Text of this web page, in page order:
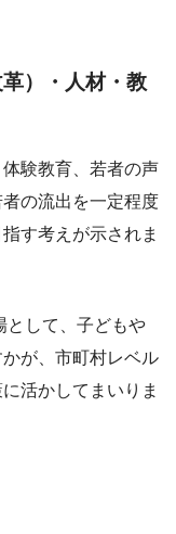
）・人材・教
験教育、若者の声
の流出を一定程度
指す考えが示されま
として、子どもや
が、市町村レベル
活かしてまいりま